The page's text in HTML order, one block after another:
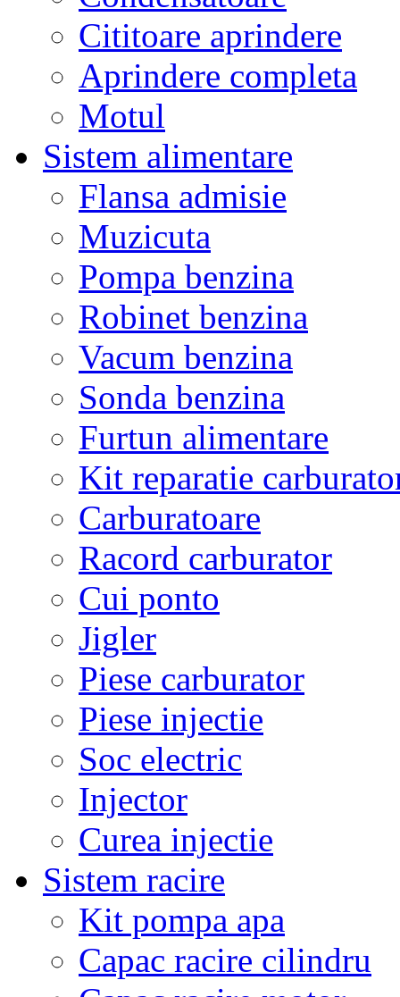
Cititoare aprindere
Aprindere completa
Motul
Sistem alimentare
Flansa admisie
Muzicuta
Pompa benzina
Robinet benzina
Vacum benzina
Sonda benzina
Furtun alimentare
Kit reparatie
Carburatoare
Racord carburator
Cui ponto
Jigler
Piese carburator
Piese injectie
Soc electric
Injector
Curea injectie
Sistem racire
Kit pompa apa
Capac racire cilindru